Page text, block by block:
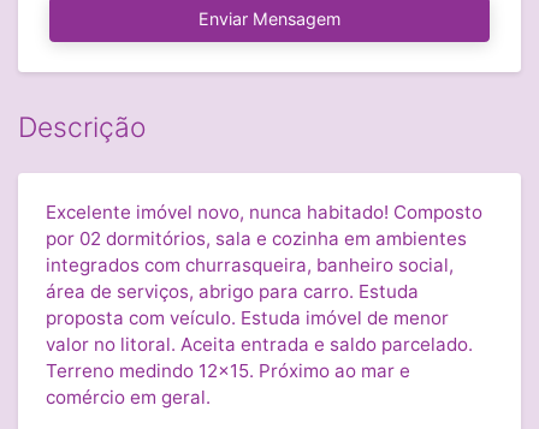
Enviar Mensagem
Descrição
Excelente imóvel novo, nunca habitado! Composto
por 02 dormitórios, sala e cozinha em ambientes
integrados com churrasqueira, banheiro social,
área de serviços, abrigo para carro. Estuda
proposta com veículo. Estuda imóvel de menor
valor no litoral. Aceita entrada e saldo parcelado.
Terreno medindo 12x15. Próximo ao mar e
comércio em geral.